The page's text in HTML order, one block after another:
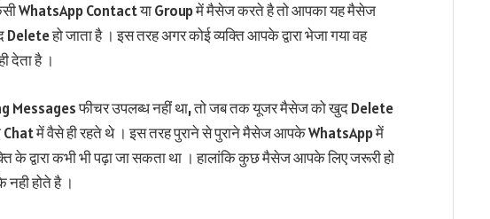
WhatsApp Contact या Group में मैसेज करते है तो आपका यह मैसेज
हो जाता है । इस तरह अगर कोई व्यक्ति आपके द्वारा भेजा गया वह
देता है ।
Messages फीचर उपलब्ध नहीं था, तो जब तक यूजर मैसेज को खुद Delete
में वैसे ही रहते थे । इस तरह पुराने से पुराने मैसेज आपके WhatsApp में
के द्वारा कभी भी पढ़ा जा सकता था । हालांकि कुछ मैसेज आपके लिए जरूरी हो
होते है ।